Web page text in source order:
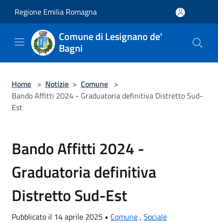
Regione Emilia Romagna
Comune di Lesignano de'
Bagni
Home > Notizie > Comune >
Bando Affitti 2024 - Graduatoria definitiva Distretto Sud-
Est
Bando Affitti 2024 -
Graduatoria definitiva
Distretto Sud-Est
Pubblicato il 14 aprile 2025 • Comune , Sociale